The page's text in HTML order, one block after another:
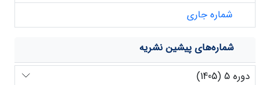
شماره جاری
شماره‌های پیشین نشریه
دوره 5 (1405)